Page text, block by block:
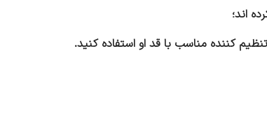
کننده مناسب با قد او استفاده کنید.